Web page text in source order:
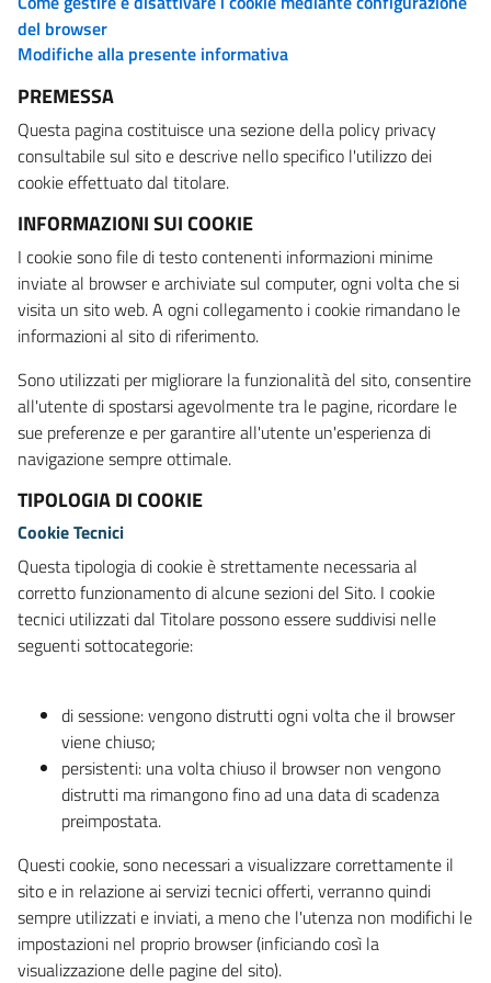
del browser
Modifiche alla presente informativa
PREMESSA
Questa pagina costituisce una sezione della policy privacy
consultabile sul sito e descrive nello specifico l'utilizzo dei
cookie effettuato dal titolare.
INFORMAZIONI SUI COOKIE
I cookie sono file di testo contenenti informazioni minime
inviate al browser e archiviate sul computer, ogni volta che si
visita un sito web. A ogni collegamento i cookie rimandano le
informazioni al sito di riferimento.
Sono utilizzati per migliorare la funzionalità del sito, consentire
all'utente di spostarsi agevolmente tra le pagine, ricordare le
sue preferenze e per garantire all'utente un'esperienza di
navigazione sempre ottimale.
TIPOLOGIA DI COOKIE
Cookie Tecnici
Questa tipologia di cookie è strettamente necessaria al
corretto funzionamento di alcune sezioni del Sito. I cookie
tecnici utilizzati dal Titolare possono essere suddivisi nelle
seguenti sottocategorie:
di sessione: vengono distrutti ogni volta che il browser
viene chiuso;
persistenti: una volta chiuso il browser non vengono
distrutti ma rimangono fino ad una data di scadenza
preimpostata.
Questi cookie, sono necessari a visualizzare correttamente il
sito e in relazione ai servizi tecnici offerti, verranno quindi
sempre utilizzati e inviati, a meno che l'utenza non modifichi le
impostazioni nel proprio browser (inficiando così la
visualizzazione delle pagine del sito).